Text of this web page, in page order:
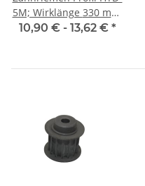
5M; Wirklänge 330 mm,
Riemenbreite 15 mm
10,90 € - 13,62 € *